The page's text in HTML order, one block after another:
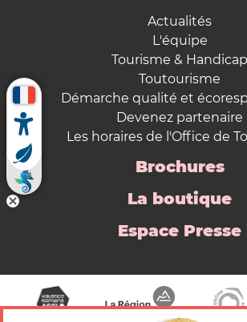
Actualités
L'équipe
Tourisme & Handicap
Toutourisme
Démarche qualité et
Devenez partenaire
Les horaires de l'Office de
Brochures
La boutique
Espace Presse